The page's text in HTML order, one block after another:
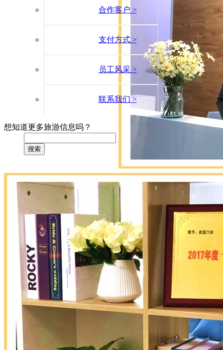
合作客户 >
支付方式 >
员工风采 >
联系我们 >
想知道更多旅游信息吗？
搜索